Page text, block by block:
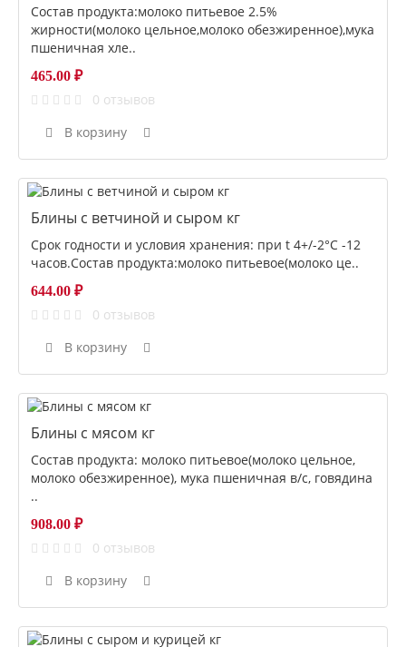
Состав продукта:молоко питьевое 2.5%
жирности(молоко цельное,молоко обезжиренное),мука
пшеничная хле..
465.00 ₽
0 отзывов
В корзину
Блины с ветчиной и сыром кг
Срок годности и условия хранения: при t 4+/-2°С -12
часов.Состав продукта:молоко питьевое(молоко це..
644.00 ₽
0 отзывов
В корзину
Блины с мясом кг
Состав продукта: молоко питьевое(молоко цельное,
молоко обезжиренное), мука пшеничная в/с, говядина
..
908.00 ₽
0 отзывов
В корзину